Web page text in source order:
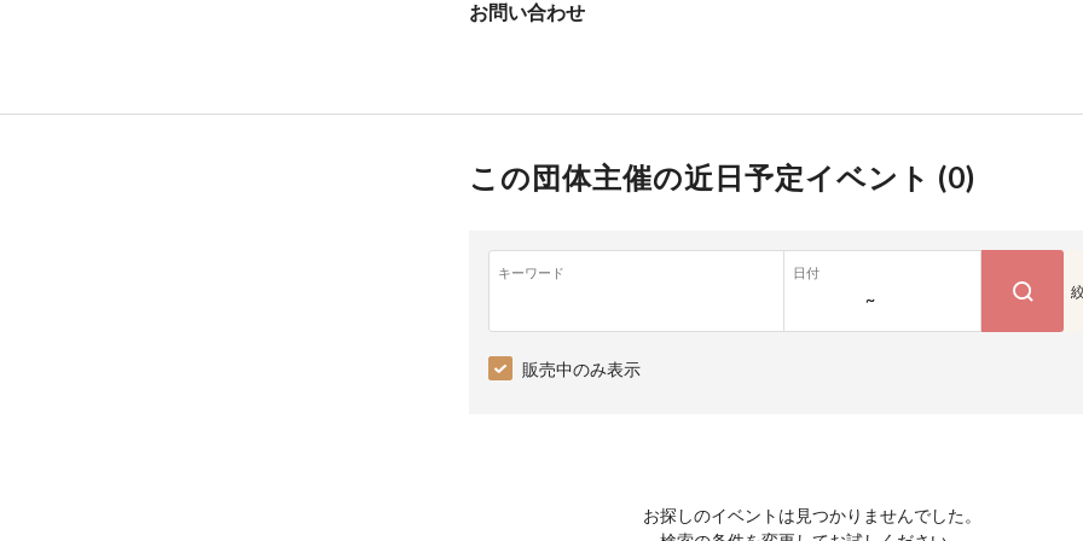
お問い合わせ
この団体主催の近日予定イベント (0)
キーワード 日付
~
販売中のみ表示
お探しのイベントは見つかりませんでした。